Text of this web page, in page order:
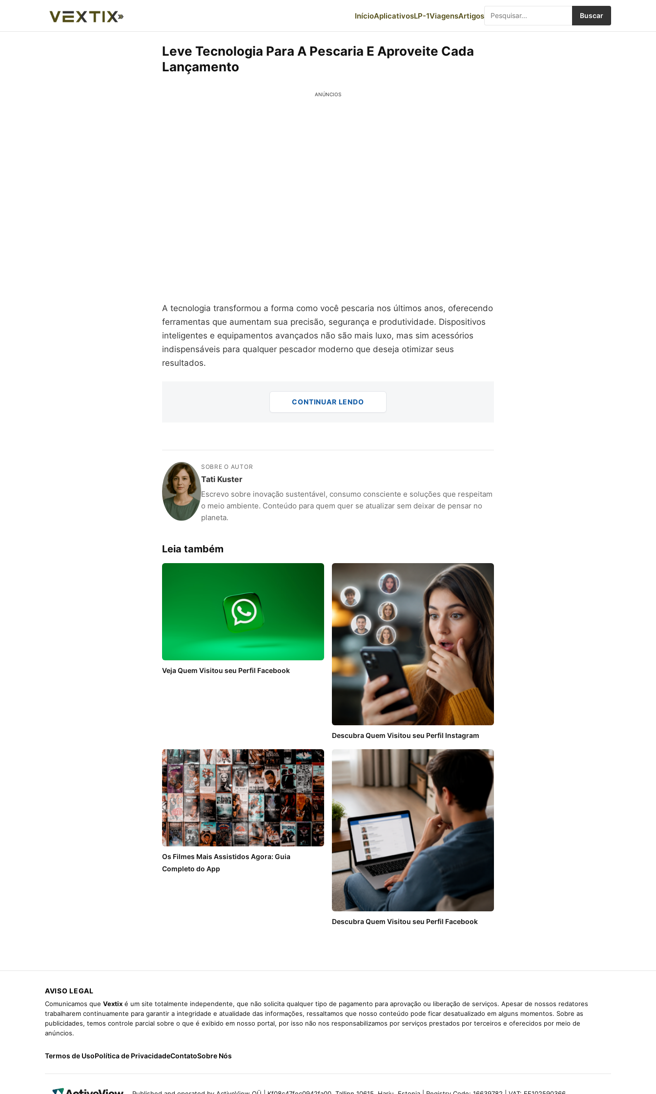
InícioAplicativosLP-1ViagensArtigos Buscar
Leve Tecnologia Para A Pescaria E Aproveite Cada
Lançamento
ANÚNCIOS
A tecnologia transformou a forma como você pescaria nos últimos anos, oferecendo
ferramentas que aumentam sua precisão, segurança e produtividade. Dispositivos
inteligentes e equipamentos avançados não são mais luxo, mas sim acessórios
indispensáveis para qualquer pescador moderno que deseja otimizar seus
resultados.
CONTINUAR LENDO
SOBRE O AUTOR
Tati Kuster
Escrevo sobre inovação sustentável, consumo consciente e soluções que respeitam
o meio ambiente. Conteúdo para quem quer se atualizar sem deixar de pensar no
planeta.
Leia também
Veja Quem Visitou seu Perfil Facebook
Descubra Quem Visitou seu Perfil Instagram
Os Filmes Mais Assistidos Agora: Guia
Completo do App
Descubra Quem Visitou seu Perfil Facebook
AVISO LEGAL
Comunicamos que Vextix é um site totalmente independente, que não solicita qualquer tipo de pagamento para aprovação ou liberação de serviços. Apesar de nossos redatores
trabalharem continuamente para garantir a integridade e atualidade das informações, ressaltamos que nosso conteúdo pode ficar desatualizado em alguns momentos. Sobre as
publicidades, temos controle parcial sobre o que é exibido em nosso portal, por isso não nos responsabilizamos por serviços prestados por terceiros e oferecidos por meio de
anúncios.
Termos de UsoPolítica de PrivacidadeContatoSobre Nós